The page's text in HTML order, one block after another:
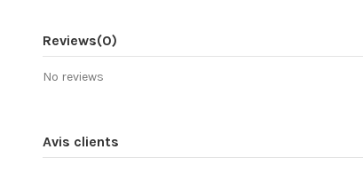
Reviews(0)
No reviews
Avis clients